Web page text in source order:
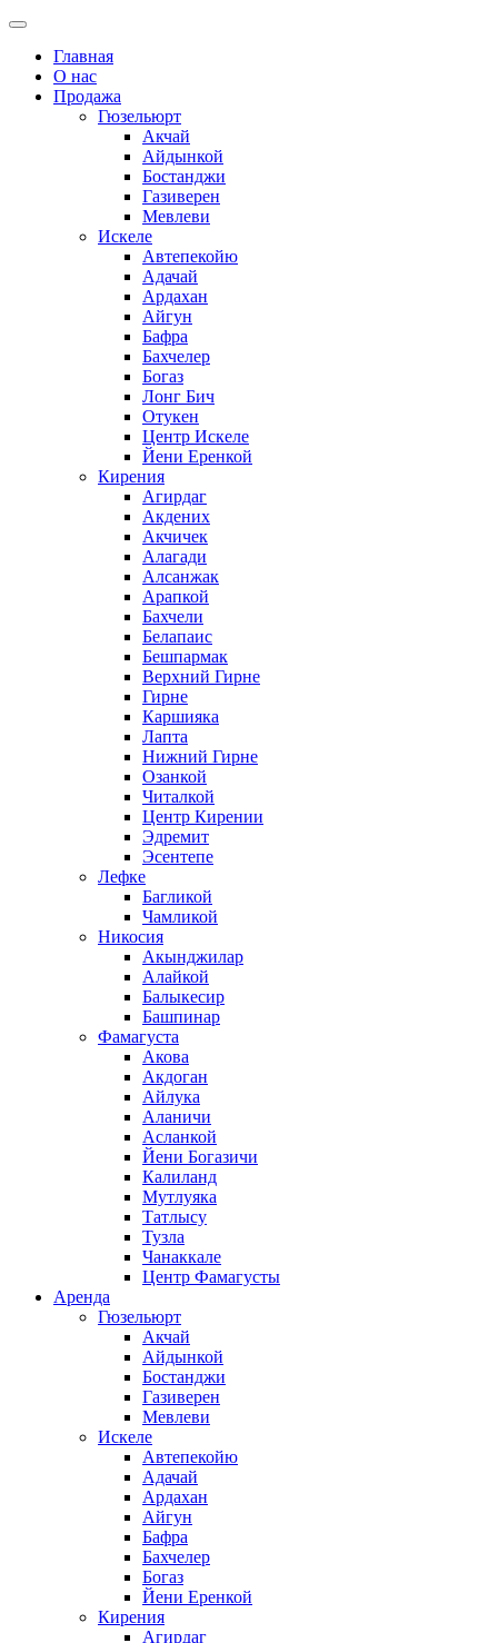
Главная
О нас
Продажа
Гюзельюрт
Акчай
Айдынкой
Бостанджи
Газиверен
Мевлеви
Искеле
Автепекойю
Адачай
Ардахан
Айгун
Бафра
Бахчелер
Богаз
Лонг Бич
Отукен
Центр Искеле
Йени Еренкой
Кирения
Агирдаг
Акдених
Акчичек
Алагади
Алсанжак
Арапкой
Бахчели
Белапаис
Бешпармак
Верхний Гирне
Гирне
Каршияка
Лапта
Нижний Гирне
Озанкой
Читалкой
Центр Кирении
Эдремит
Эсентепе
Лефке
Багликой
Чамликой
Никосия
Акынджилар
Алайкой
Балыкесир
Башпинар
Фамагуста
Акова
Акдоган
Айлука
Аланичи
Асланкой
Йени Богазичи
Калиланд
Мутлуяка
Татлысу
Тузла
Чанаккале
Центр Фамагусты
Аренда
Гюзельюрт
Акчай
Айдынкой
Бостанджи
Газиверен
Мевлеви
Искеле
Автепекойю
Адачай
Ардахан
Айгун
Бафра
Бахчелер
Богаз
Йени Еренкой
Кирения
Агирдаг